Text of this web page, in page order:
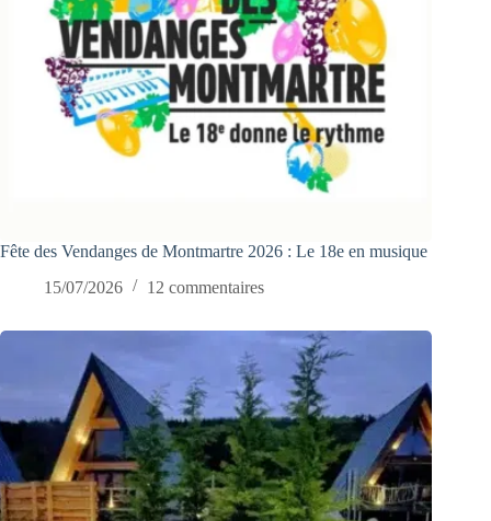
Fête des Vendanges de Montmartre 2026 : Le 18e en musique
15/07/2026
12 commentaires